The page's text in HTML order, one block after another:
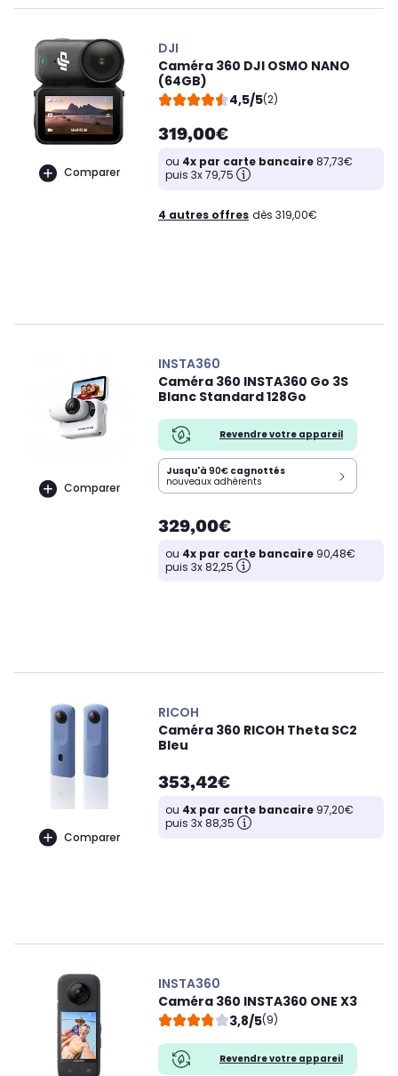
Comparer
DJI
Caméra 360 DJI OSMO NANO
(64GB)
4,5/5(2)
319,00€
ou 4x par carte bancaire87,73€
puis 3x 79,75
4 autres offres dès 319,00€
Comparer
INSTA360
Caméra 360 INSTA360 Go 3S
Blanc Standard 128Go
Revendre votre appareil
Jusqu'à 90€ cagnottés
nouveaux adhérents
329,00€
ou 4x par carte bancaire 90,48€
puis 3x 82,25
Comparer
RICOH
Caméra 360 RICOH Theta SC2
Bleu
353,42€
ou 4x par carte bancaire 97,20€
puis 3x 88,35
INSTA360
Caméra 360 INSTA360 ONE X3
3,8/5(9)
Revendre votre appareil